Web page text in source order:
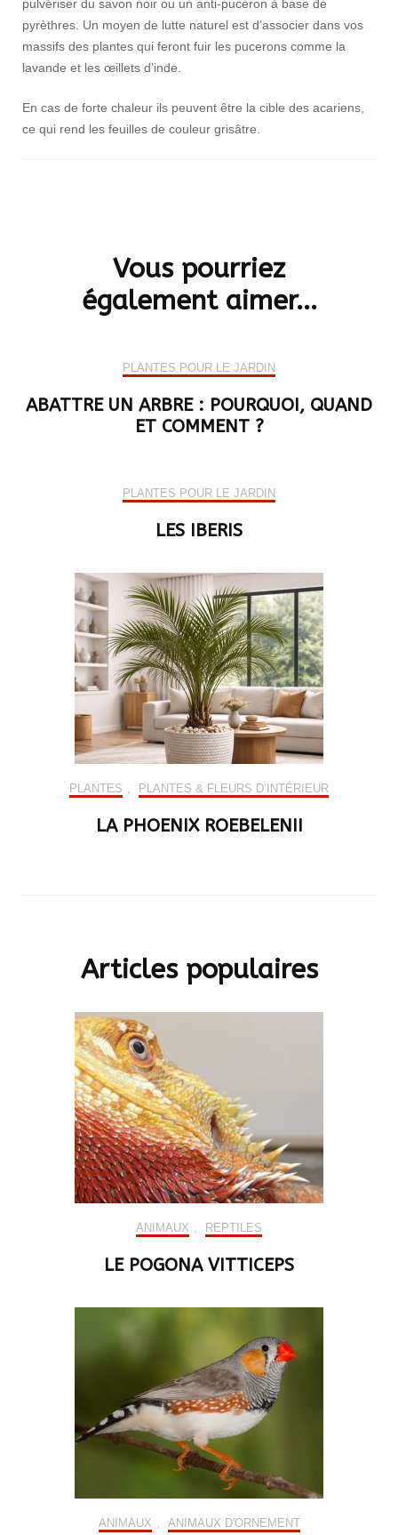
pulvériser du savon noir ou un anti-puceron à base de
pyrèthres. Un moyen de lutte naturel est d’associer dans vos
massifs des plantes qui feront fuir les pucerons comme la
lavande et les œillets d’inde.
En cas de forte chaleur ils peuvent être la cible des acariens,
ce qui rend les feuilles de couleur grisâtre.
Vous pourriez
également aimer...
PLANTES POUR LE JARDIN
ABATTRE UN ARBRE : POURQUOI, QUAND
ET COMMENT ?
PLANTES POUR LE JARDIN
LES IBERIS
PLANTES , PLANTES & FLEURS D’INTÉRIEUR
LA PHOENIX ROEBELENII
Articles populaires
ANIMAUX , REPTILES
LE POGONA VITTICEPS
ANIMAUX , ANIMAUX D'ORNEMENT